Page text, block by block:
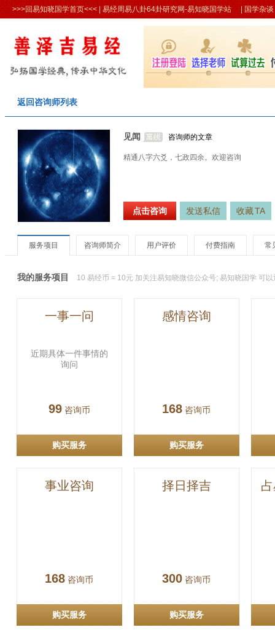
>>>回易知晓国学首页<<< | 易经周易八卦64卦研究网-易知晓国学站 | 国学杂谈
返回咨询师列表
见闻 咨询师的文章
精通八字六爻，七政四余。欢迎咨询
点击咨询 发送私信 收藏TA
服务项目 咨询师简介 用户评价 付费指南 常
我的服务项目 10 易经币 = 10元 加关注易知晓微信公众号; 易知晓国学 可
一事一问
近期具体一件事情的
询问
99 咨询币
购买服务
感情咨询
168 咨询币
购买服务
事业咨询
168 咨询币
购买服务
择日择吉
300 咨询币
购买服务